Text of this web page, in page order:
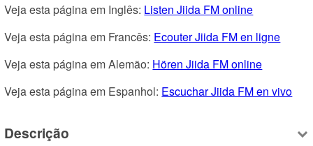
Veja esta página em Inglês: Listen Jiida FM online
Veja esta página em Francês: Ecouter Jiida FM en ligne
Veja esta página em Alemão: Hören Jiida FM online
Veja esta página em Espanhol: Escuchar Jiida FM en vivo
Descrição